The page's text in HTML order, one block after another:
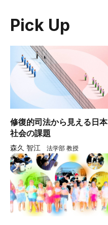
Pick Up
修復的司法から見える日本
社会の課題
森久 智江 法学部 教授